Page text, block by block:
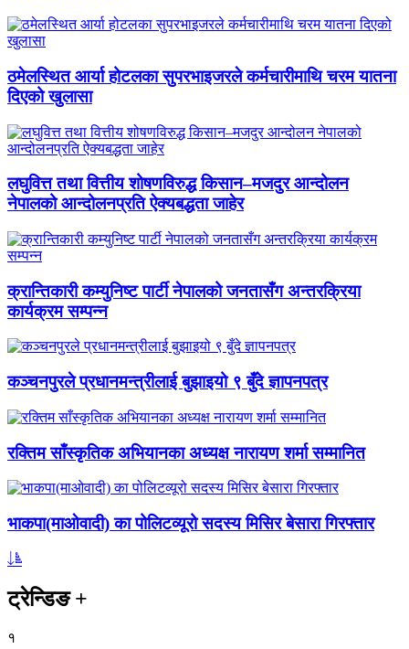
ठमेलस्थित आर्या होटलका सुपरभाइजरले कर्मचारीमाथि चरम यातना
दिएको खुलासा
लघुवित्त तथा वित्तीय शोषणविरुद्ध किसान–मजदुर आन्दोलन
नेपालको आन्दोलनप्रति ऐक्यबद्धता जाहेर
क्रान्तिकारी कम्युनिष्ट पार्टी नेपालको जनतासँग अन्तरक्रिया
कार्यक्रम सम्पन्न
कञ्चनपुरले प्रधानमन्त्रीलाई बुझाइयो ९ बुँदे ज्ञापनपत्र
रक्तिम साँस्कृतिक अभियानका अध्यक्ष नारायण शर्मा सम्मानित
भाकपा(माओवादी) का पोलिटव्यूरो सदस्य मिसिर बेसारा गिरफ्तार
ट्रेन्डिङ+
१